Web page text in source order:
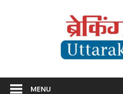
MENU